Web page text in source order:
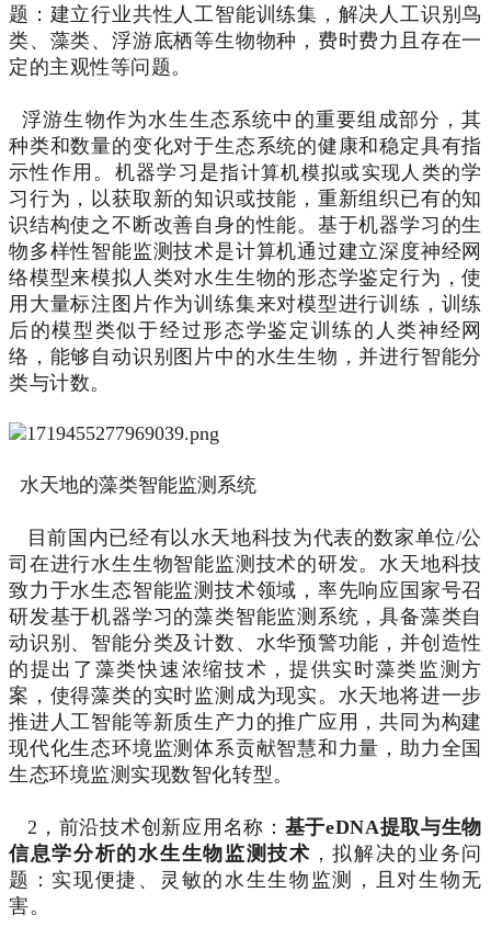
题：建立行业共性人工智能训练集，解决人工识别鸟
类、藻类、浮游底栖等生物物种，费时费力且存在一
定的主观性等问题。
浮游生物作为水生生态系统中的重要组成部分，其
种类和数量的变化对于生态系统的健康和稳定具有指
示性作用。机器学习是指计算机模拟或实现人类的学
习行为 ，以获取新的知识或技能，重新组织已有的知
识结构使之不断改善自身的性能。基于机器学习的生
物多样性智能监测技术是计算机通过建立深度神经网
络模型来模拟人类对水生生物的形态学鉴定行为，使
用大量标注图片作为训练集来对模型进行训练，训练
后的模型类似于经过形态学鉴定训练的人类神经网
络，能够自动识别图片中的水生生物，并进行智能分
类与计数。
水天地的藻类智能监测系统
目前国内已经有以水天地科技为代表的数家单位/公
司在进行水生生物智能监测技术的研发。水天地科技
致力于水生态智能监测技术领域，率先响应国家号召
研发基于机器学习的藻类智能监测系统，具备藻类自
动识别、智能分类及计数、水华预警功能，并创造性
的提出了藻类快速浓缩技术，提供实时藻类监测方
案，使得藻类的实时监测成为现实。水天地将进一步
推进人工智能等新质生产力的推广应用，共同为构建
现代化生态环境监测体系贡献智慧和力量，助力全国
生态环境监测实现数智化转型。
2，前沿技术创新应用名称： 基于eDNA提取与生物
信息学分析的水生生物监测技术 ，拟解决的业务问
题：实现便捷、灵敏的水生生物监测，且对生物无
害。